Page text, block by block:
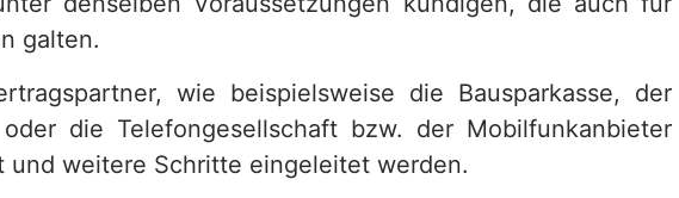
galten.
wie beispielsweise die Bausparkasse, der
oder die Telefongesellschaft bzw. der Mobilfunkanbieter
und weitere Schritte eingeleitet werden.